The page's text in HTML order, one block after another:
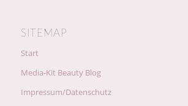
SITEMAP
Start
Media-Kit Beauty Blog
Impressum/Datenschutz